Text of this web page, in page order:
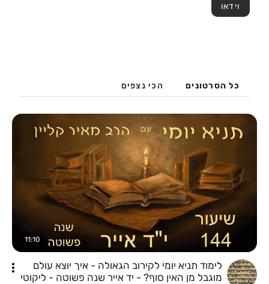
וידאו
כל הסרטונים הכי נצפים
11:10
לימוד תניא יומי לקירוב הגאולה - איך יוצא עולם
מוגבל מן האין סוף? - יד אייר שנה פשוטה - ליקוטי